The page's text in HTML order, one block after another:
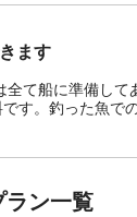
ます
て船に準備し
す。釣った魚で
ン一覧